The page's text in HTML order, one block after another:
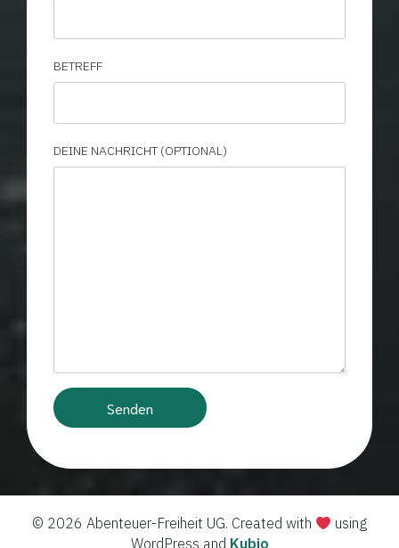
BETREFF
DEINE NACHRICHT (OPTIONAL)
© 2026 Abenteuer-Freiheit UG. Created with
using
WordPress and Kubio